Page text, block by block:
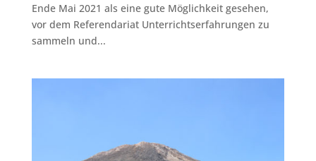
Ende Mai 2021 als eine gute Möglichkeit gesehen,
vor dem Referendariat Unterrichtserfahrungen zu
sammeln und...